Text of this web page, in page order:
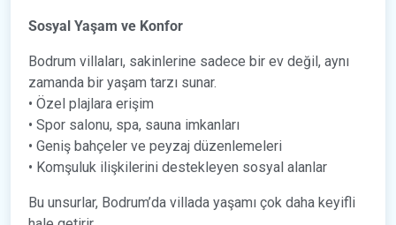
Sosyal Yaşam ve Konfor
Bodrum villaları, sakinlerine sadece bir ev değil, aynı
zamanda bir yaşam tarzı sunar.
• Özel plajlara erişim
• Spor salonu, spa, sauna imkanları
• Geniş bahçeler ve peyzaj düzenlemeleri
• Komşuluk ilişkilerini destekleyen sosyal alanlar
Bu unsurlar, Bodrum’da villada yaşamı çok daha keyifli